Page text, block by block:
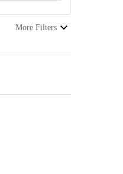
More Filters